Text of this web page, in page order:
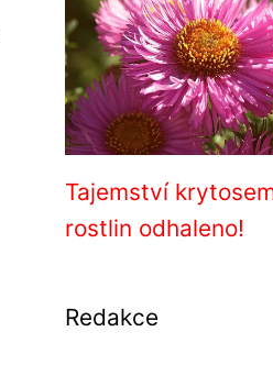
Tajemství
rostlin odhaleno!
Redakce